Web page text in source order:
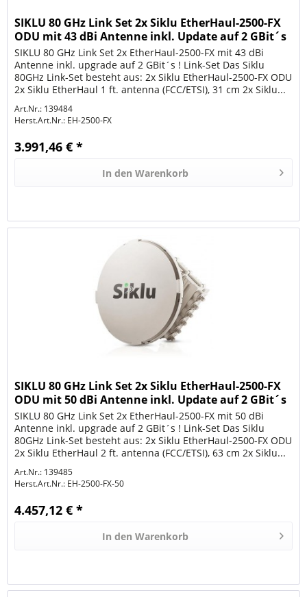
SIKLU 80 GHz Link Set 2x Siklu EtherHaul-2500-FX
ODU mit 43 dBi Antenne inkl. Update auf 2 GBit´s
SIKLU 80 GHz Link Set 2x EtherHaul-2500-FX mit 43 dBi
Antenne inkl. upgrade auf 2 GBit´s ! Link-Set Das Siklu
80GHz Link-Set besteht aus: 2x Siklu EtherHaul-2500-FX ODU
2x Siklu EtherHaul 1 ft. antenna (FCC/ETSI), 31 cm 2x Siklu...
Art.Nr.: 139484
Herst.Art.Nr.: EH-2500-FX
3.991,46 € *
In den Warenkorb
SIKLU 80 GHz Link Set 2x Siklu EtherHaul-2500-FX
ODU mit 50 dBi Antenne inkl. Update auf 2 GBit´s
SIKLU 80 GHz Link Set 2x EtherHaul-2500-FX mit 50 dBi
Antenne inkl. upgrade auf 2 GBit´s ! Link-Set Das Siklu
80GHz Link-Set besteht aus: 2x Siklu EtherHaul-2500-FX ODU
2x Siklu EtherHaul 2 ft. antenna (FCC/ETSI), 63 cm 2x Siklu...
Art.Nr.: 139485
Herst.Art.Nr.: EH-2500-FX-50
4.457,12 € *
In den Warenkorb